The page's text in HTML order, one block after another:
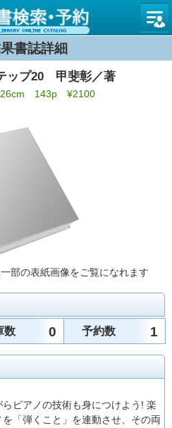
名古屋
書誌詳細
ップ20 甲斐彰／著
143p ¥2100
部の表紙画像をご覧になれます
数 0 予約数 1
ピアノの技術も身につけよう! 楽
「弾くこと」を連動させ、その両